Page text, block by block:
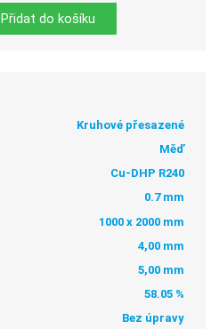
Přidat do košíku
Kruhové přesazené
Měď
Cu-DHP R240
0.7 mm
1000 x 2000 mm
4,00 mm
5,00 mm
58.05 %
Bez úpravy